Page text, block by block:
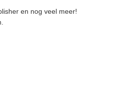
en nog veel meer!